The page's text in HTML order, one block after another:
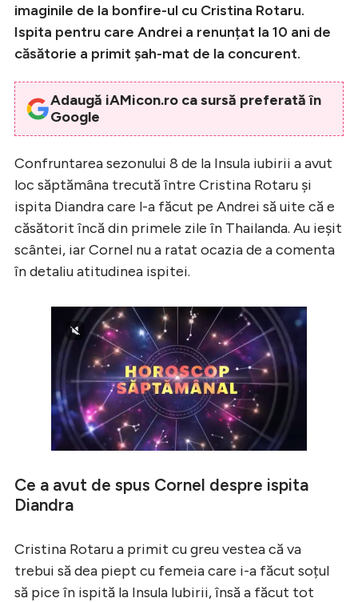
Creează cont
imaginile de la bonfire-ul cu Cristina Rotaru.
Ispita pentru care Andrei a renunțat la 10 ani de
căsătorie a primit șah-mat de la concurent.
Adaugă iAMicon.ro ca sursă preferată în
Google
Confruntarea sezonului 8 de la Insula iubirii a avut
loc săptămâna trecută între Cristina Rotaru și
ispita Diandra care l-a făcut pe Andrei să uite că e
căsătorit încă din primele zile în Thailanda. Au ieșit
scântei, iar Cornel nu a ratat ocazia de a comenta
în detaliu atitudinea ispitei.
Ce a avut de spus Cornel despre ispita
Diandra
Cristina Rotaru a primit cu greu vestea că va
trebui să dea piept cu femeia care i-a făcut soțul
să pice în ispită la Insula Iubirii, însă a făcut tot